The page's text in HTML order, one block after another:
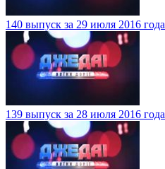
140 выпуск за 29 июля 2016 года
139 выпуск за 28 июля 2016 года